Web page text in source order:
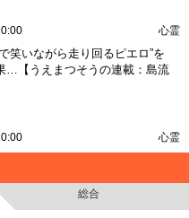
心霊
笑いながら走り回るピエロ”を
…【うえまつそうの連載：島流
心霊
総合